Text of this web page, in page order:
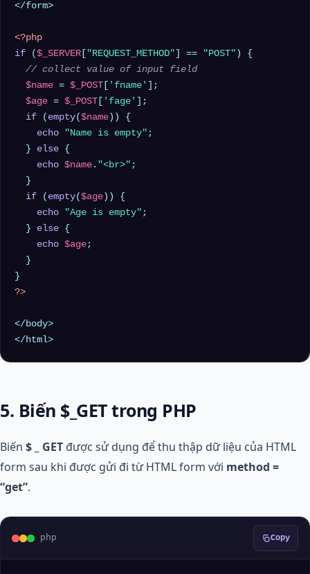
</form>
<?php
if ( $_SERVER "REQUEST_METHOD" ] == "POST" ) {
// collect value of input field
$name = $_POST 'fname'
];
$age = $_POST 'fage'
];
if ( empty( $name )) {
echo
"Name is empty" ;
  }
else {
echo $name . "<br>" ;
  }
if ( empty( $age )) {
echo
"Age is empty" ;
  }
else {
echo $age;
  }
?>
</body>
5. Biến $_GET trong PHP
Biến $ _ GET được sử dụng để thu thập dữ liệu của HTML
form sau khi được gửi đi từ HTML form với method =
“get”.
php Copy